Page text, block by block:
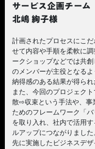
サービス企画チー
北嶋 絢子様
計画されたプロセスにこ
せて内容や手順を柔軟に
ークショップなどでは共創
のメンバーが主役となる
納得感のある結果が得られ
また、今回のプロジェク
散⇨収束という手法や、事
ためのフレームワーク「
を取り入れ、社内で活用
ルアップにつながりました
先に実施したビジネスデ